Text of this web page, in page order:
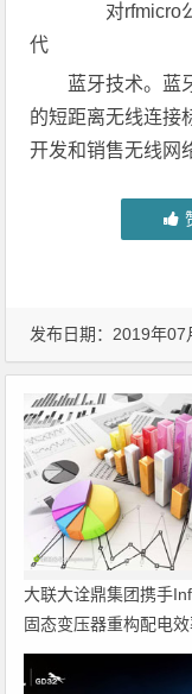
对rfmicro公
代
蓝牙技术。蓝
的短距离无线连接
开发和销售无线网
发布日期：2019年
大联大诠鼎集团携手
固态变压器重构配电